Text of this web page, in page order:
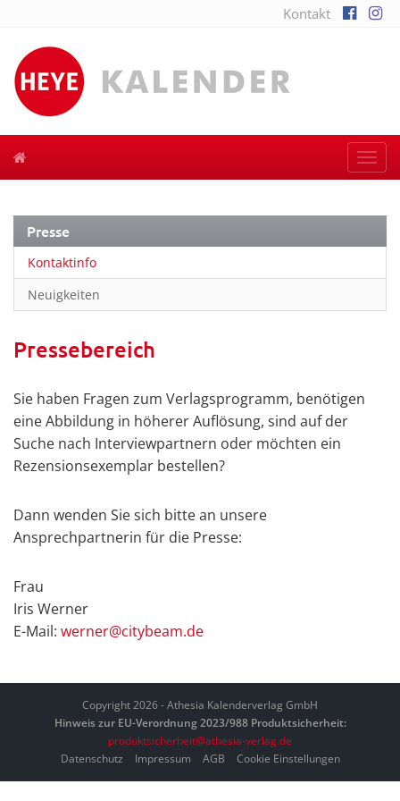
Kontakt
Presse
Kontaktinfo
Neuigkeiten
Pressebereich
Sie haben Fragen zum Verlagsprogramm, benötigen
eine Abbildung in höherer Auflösung, sind auf der
Suche nach Interviewpartnern oder möchten ein
Rezensionsexemplar bestellen?
Dann wenden Sie sich bitte an unsere
Ansprechpartnerin für die Presse:
Frau
Iris Werner
E-Mail: werner@citybeam.de
Copyright 2026 - Athesia Kalenderverlag GmbH
Hinweis zur EU-Verordnung 2023/988 Produktsicherheit:
produktsicherheit@athesia-verlag.de
Datenschutz
Impressum AGB Cookie Einstellungen